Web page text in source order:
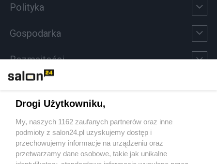
Polityka
Gospodarka
Rozmaitości
Sport
Społeczeństwo
Drogi Użytkowniku,
My, naszych 1162 zaufanych partnerów oraz inne
podmioty z salon24.pl uzyskujemy dostęp i
przechowujemy informacje na urządzeniu oraz
przetwarzamy dane osobowe, takie jak unikalne